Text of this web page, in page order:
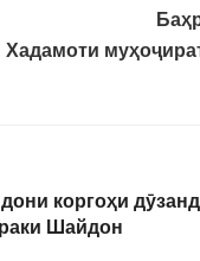
коргоҳи
Шайдон